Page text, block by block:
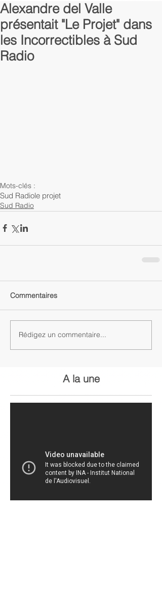
Alexandre del Valle
présentait "Le Projet" dans
les Incorrectibles à Sud
Radio
Mots-clés :
Sud Radiole projet
Sud Radio
Commentaires
Rédigez un commentaire...
A la une